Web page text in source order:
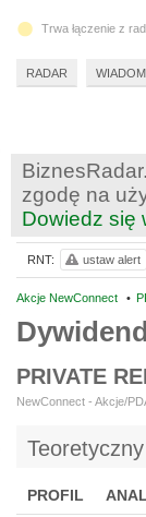
zgodę na
Dowiedz się
Akcje NewConnect •
PRIVATE
NewConnect - Akcje/
PROFIL
RNT: ustaw alert
7
Trwa łączenie z
RADAR